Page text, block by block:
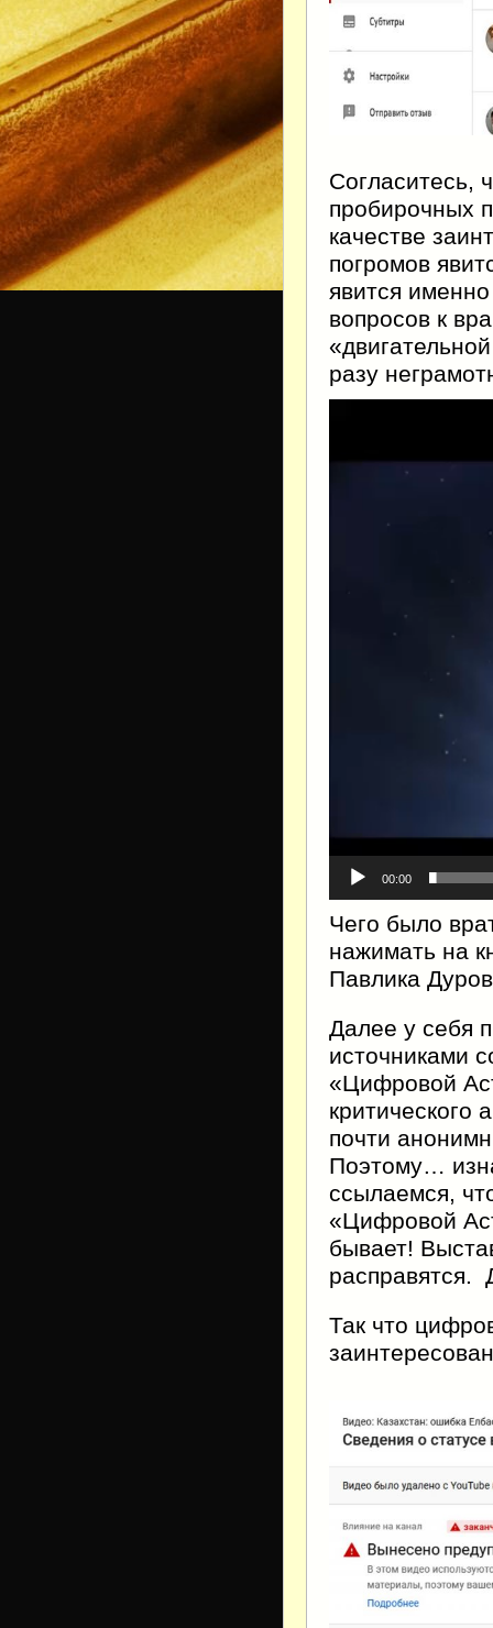
Согласитесь,
пробирочных
качестве
погромов
явится
вопросов к
разу
00:00
Чего было
нажимать на
Павлика
Далее у себя
источниками
«Цифровой
критического
почти
Поэтому…
ссылаемся,
«Цифровой
бывает!
расправятся.
Так что